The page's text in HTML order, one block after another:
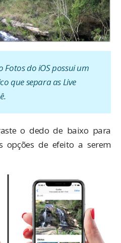
Fotos do iOS possui um
que separa as Live
o dedo de baixo para
opções de efeito a serem